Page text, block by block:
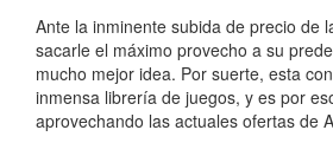
Ante la inminente subida de precio de
sacarle el máximo provecho a su
mucho mejor idea. Por suerte, esta
inmensa librería de juegos, y es por
aprovechando las actuales ofertas de